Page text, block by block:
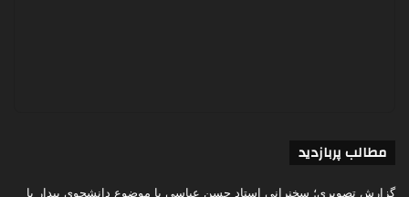
مطالب پربازدید
گزارش تصویری؛ سخنرانی استاد حسن عباسی با موضوع دانشجوی بیدار با